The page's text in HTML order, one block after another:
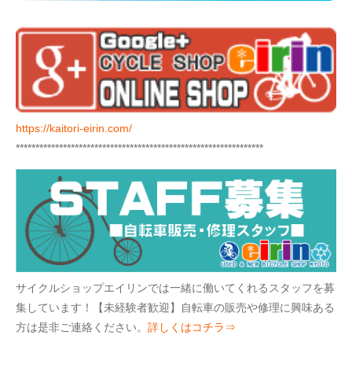
https://kaitori-eirin.com/
***************************************************************
サイクルショップエイリンでは一緒に働いてくれるスタッフを募
集しています！【未経験者歓迎】自転車の販売や修理に興味ある
方は是非ご連絡ください。 詳しくはコチラ⇒